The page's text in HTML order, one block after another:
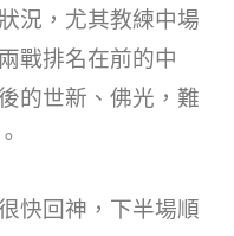
況，尤其教練中場
戰排名在前的中
的世新、佛光，難
快回神，下半場順